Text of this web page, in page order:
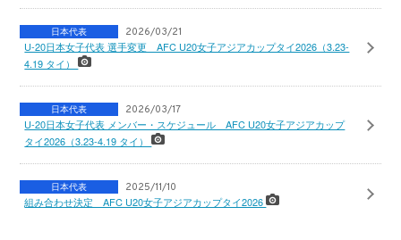
日本代表 2026/03/21
U-20日本女子代表 選手変更 AFC U20女子アジアカップタイ2026（3.23-
4.19 タイ）
日本代表 2026/03/17
U-20日本女子代表 メンバー・スケジュール AFC U20女子アジアカップ
タイ2026（3.23-4.19 タイ）
日本代表 2025/11/10
組み合わせ決定 AFC U20女子アジアカップタイ2026